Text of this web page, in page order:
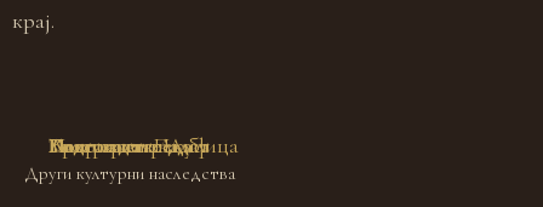
крај.
Други културни наследства
Водопадите Дуф
Галичката свадба
Маврово и река
Пештерата Алилица
Лазарополе
Тресонче
Гостински Палат